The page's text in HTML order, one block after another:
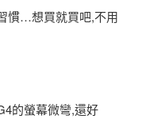
慣…想買就買吧,不用
的螢幕微彎,還好